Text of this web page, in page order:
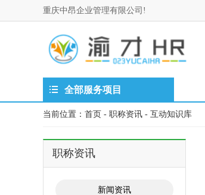
重庆中昂企业管理有限公司!
全部服务项目
当前位置： 首页 - 职称资讯 - 互动知识库
职称资讯
新闻资讯